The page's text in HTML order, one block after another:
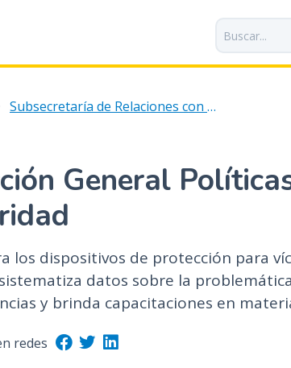
a
a
o
n
t
e
i
d
o
r
Subsecretaría de Relaciones con la Comunidad y Asuntos Interjurisdiccionales e Internacionales en Seguridad
General
los dispositivos de protección para
datos sobre la
y brinda capacitaciones en
redes